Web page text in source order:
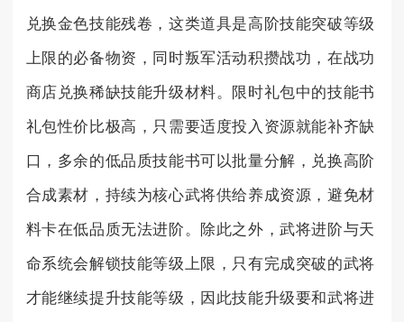
兑换金色技能残卷，这类道具是高阶技能突破等级
上限的必备物资，同时叛军活动积攒战功，在战功
商店兑换稀缺技能升级材料。限时礼包中的技能书
礼包性价比极高，只需要适度投入资源就能补齐缺
口，多余的低品质技能书可以批量分解，兑换高阶
合成素材，持续为核心武将供给养成资源，避免材
料卡在低品质无法进阶。除此之外，武将进阶与天
命系统会解锁技能等级上限，只有完成突破的武将
才能继续提升技能等级，因此技能升级要和武将进